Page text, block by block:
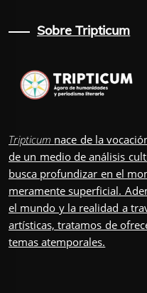
Sobre Tripticum
Tripticum nace de la
de un medio de análisis
busca profundizar en el
meramente superficial.
el mundo y la realidad a
artísticas, tratamos de
temas atemporales.